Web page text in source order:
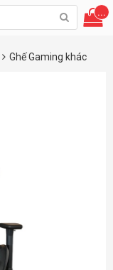
...
Ghế Gaming khác